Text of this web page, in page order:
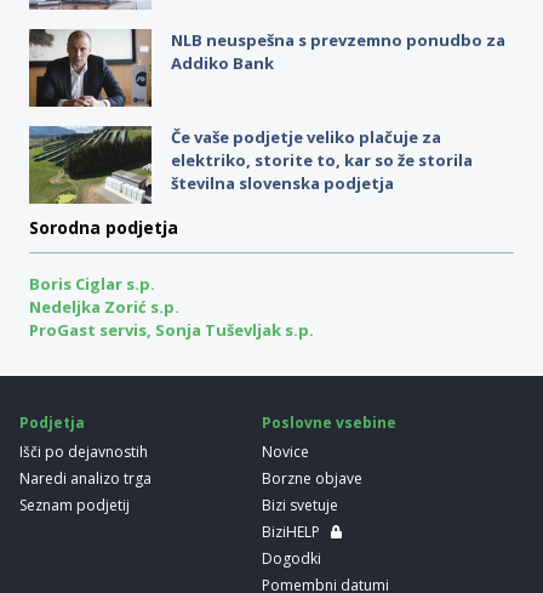
NLB neuspešna s prevzemno ponudbo za
Addiko Bank
Če vaše podjetje veliko plačuje za
elektriko, storite to, kar so že storila
številna slovenska podjetja
Sorodna podjetja
Boris Ciglar s.p.
Nedeljka Zorić s.p.
ProGast servis, Sonja Tuševljak s.p.
Podjetja
Išči po dejavnostih
Naredi analizo trga
Seznam podjetij
Poslovne vsebine
Novice
Borzne objave
Bizi svetuje
BiziHELP
Dogodki
Pomembni datumi